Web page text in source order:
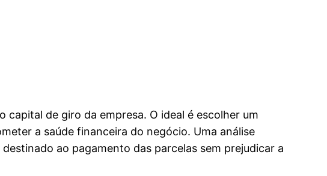
de giro da empresa. O ideal é escolher um
a saúde financeira do negócio. Uma análise
ao pagamento das parcelas sem prejudicar a